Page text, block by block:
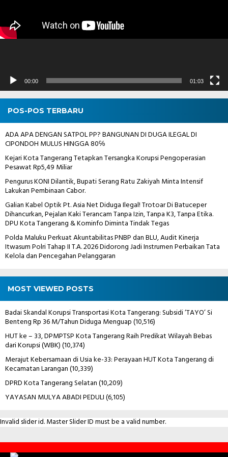
00:00 01:03
POS-POS TERBARU
ADA APA DENGAN SATPOL PP? BANGUNAN DI DUGA ILEGAL DI
CIPONDOH MULUS HINGGA 80℅
Kejari Kota Tangerang Tetapkan Tersangka Korupsi Pengoperasian
Pesawat Rp5,49 Miliar
Pengurus KONI Dilantik, Bupati Serang Ratu Zakiyah Minta Intensif
Lakukan Pembinaan Cabor.
Galian Kabel Optik Pt. Asia Net Diduga Ilegal! Trotoar Di Batuceper
Dihancurkan, Pejalan Kaki Terancam Tanpa Izin, Tanpa K3, Tanpa Etika.
DPU Kota Tangerang & Kominfo Diminta Tindak Tegas
Polda Maluku Perkuat Akuntabilitas PNBP dan BLU, Audit Kinerja
Itwasum Polri Tahap II T.A. 2026 Didorong Jadi Instrumen Perbaikan Tata
Kelola dan Pencegahan Pelanggaran
MOST VIEWED POSTS
Badai Skandal Korupsi Transportasi Kota Tangerang: Subsidi ‘TAYO’ Si
Benteng Rp 36 M/Tahun Diduga Menguap(10,516)
HUT ke – 33, DPMPTSP Kota Tangerang Raih Predikat Wilayah Bebas
dari Korupsi (WBK)(10,374)
Merajut Kebersamaan di Usia ke-33: Perayaan HUT Kota Tangerang di
Kecamatan Larangan(10,339)
DPRD Kota Tangerang Selatan(10,209)
YAYASAN MULYA ABADI PEDULI(6,105)
Invalid slider id. Master Slider ID must be a valid number.
Contact